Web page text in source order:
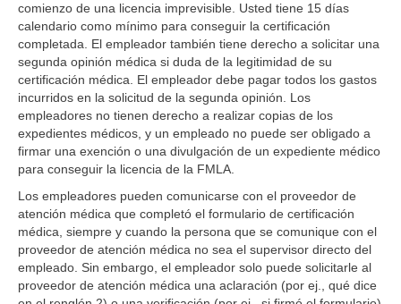
comienzo de una licencia imprevisible. Usted tiene 15 días
calendario como mínimo para conseguir la certificación
completada. El empleador también tiene derecho a solicitar una
segunda opinión médica si duda de la legitimidad de su
certificación médica. El empleador debe pagar todos los gastos
incurridos en la solicitud de la segunda opinión. Los
empleadores no tienen derecho a realizar copias de los
expedientes médicos, y un empleado no puede ser obligado a
firmar una exención o una divulgación de un expediente médico
para conseguir la licencia de la FMLA.
Los empleadores pueden comunicarse con el proveedor de
atención médica que completó el formulario de certificación
médica, siempre y cuando la persona que se comunique con el
proveedor de atención médica no sea el supervisor directo del
empleado. Sin embargo, el empleador solo puede solicitarle al
proveedor de atención médica una aclaración (por ej., qué dice